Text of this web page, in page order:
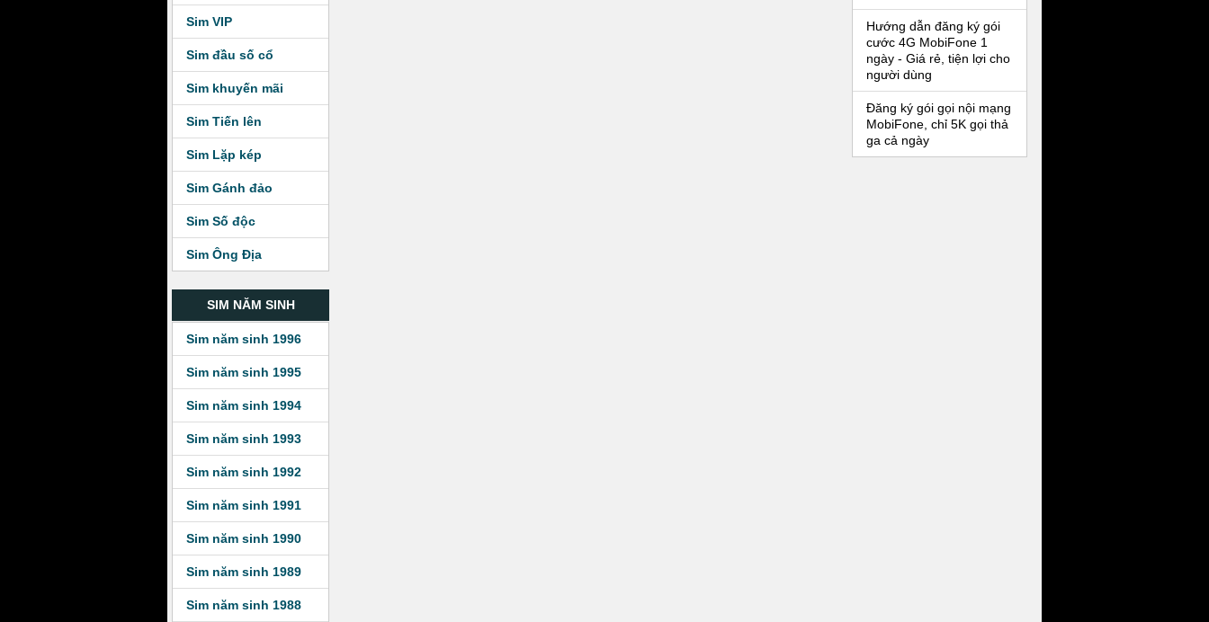
Sim VIP
Sim đầu số cổ
Sim khuyến mãi
Sim Tiến lên
Sim Lặp kép
Sim Gánh đảo
Sim Số độc
Sim Ông Địa
SIM NĂM SINH
Sim năm sinh 1996
Sim năm sinh 1995
Sim năm sinh 1994
Sim năm sinh 1993
Sim năm sinh 1992
Sim năm sinh 1991
Sim năm sinh 1990
Sim năm sinh 1989
Sim năm sinh 1988
Hướng dẫn đăng ký gói
cước 4G MobiFone 1
ngày - Giá rẻ, tiện lợi cho
người dùng
Đăng ký gói gọi nội mạng
MobiFone, chỉ 5K gọi thả
ga cả ngày